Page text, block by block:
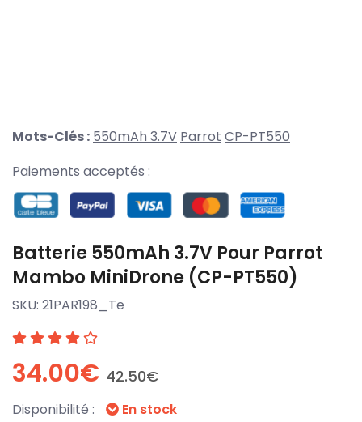
Mots-Clés : 550mAh 3.7V Parrot CP-PT550
Paiements acceptés :
Batterie 550mAh 3.7V Pour Parrot
Mambo MiniDrone (CP-PT550)
SKU: 21PAR198_Te
34.00€ 42.50€
Disponibilité : En stock